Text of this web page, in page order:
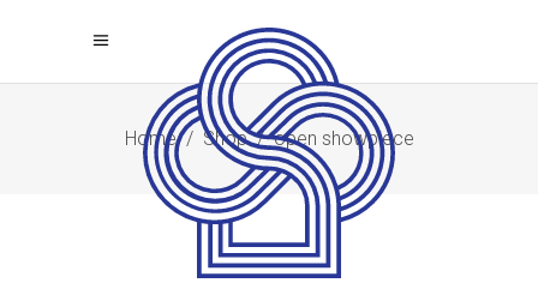
Home/ Shop/open showpiece